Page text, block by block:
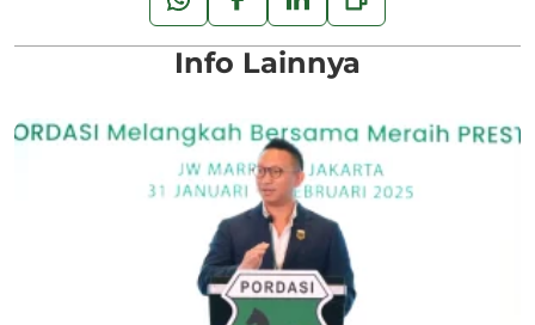
Info Lainnya